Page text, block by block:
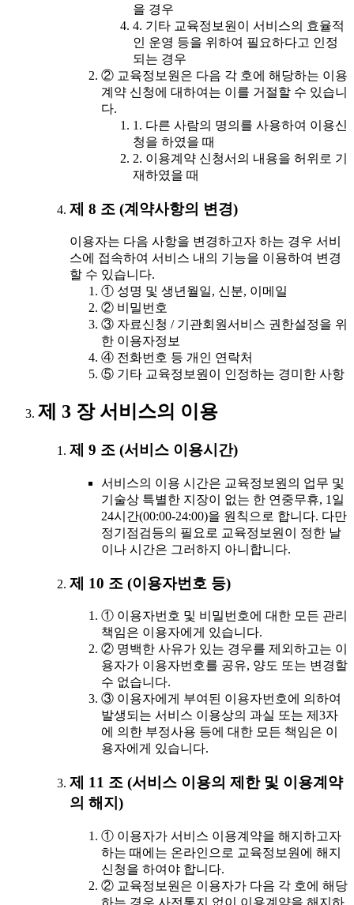
을 경우
4. 기타 교육정보원이 서비스의 효율적
인 운영 등을 위하여 필요하다고 인정
되는 경우
② 교육정보원은 다음 각 호에 해당하는 이용
계약 신청에 대하여는 이를 거절할 수 있습니
다.
1. 다른 사람의 명의를 사용하여 이용신
청을 하였을 때
2. 이용계약 신청서의 내용을 허위로 기
재하였을 때
제 8 조 (계약사항의 변경)
이용자는 다음 사항을 변경하고자 하는 경우 서비
스에 접속하여 서비스 내의 기능을 이용하여 변경
할 수 있습니다.
① 성명 및 생년월일, 신분, 이메일
② 비밀번호
③ 자료신청 / 기관회원서비스 권한설정을 위
한 이용자정보
④ 전화번호 등 개인 연락처
⑤ 기타 교육정보원이 인정하는 경미한 사항
제 3 장 서비스의 이용
제 9 조 (서비스 이용시간)
서비스의 이용 시간은 교육정보원의 업무 및
기술상 특별한 지장이 없는 한 연중무휴, 1일
24시간(00:00-24:00)을 원칙으로 합니다. 다만
정기점검등의 필요로 교육정보원이 정한 날
이나 시간은 그러하지 아니합니다.
제 10 조 (이용자번호 등)
① 이용자번호 및 비밀번호에 대한 모든 관리
책임은 이용자에게 있습니다.
② 명백한 사유가 있는 경우를 제외하고는 이
용자가 이용자번호를 공유, 양도 또는 변경할
수 없습니다.
③ 이용자에게 부여된 이용자번호에 의하여
발생되는 서비스 이용상의 과실 또는 제3자
에 의한 부정사용 등에 대한 모든 책임은 이
용자에게 있습니다.
제 11 조 (서비스 이용의 제한 및 이용계약
의 해지)
① 이용자가 서비스 이용계약을 해지하고자
하는 때에는 온라인으로 교육정보원에 해지
신청을 하여야 합니다.
② 교육정보원은 이용자가 다음 각 호에 해당
하는 경우 사전통지 없이 이용계약을 해지하